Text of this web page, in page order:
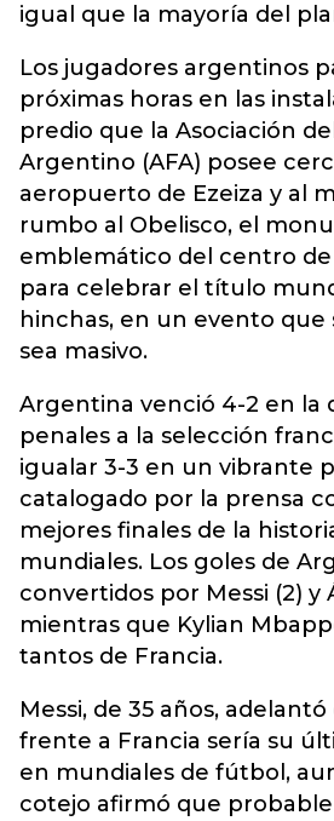
igual que la mayoría del
Los jugadores argentinos
próximas horas en las
predio que la Asociación
Argentino (AFA) posee
aeropuerto de Ezeiza y al
rumbo al Obelisco, el
emblemático del centro de
para celebrar el título
hinchas, en un evento que
sea masivo.
Argentina venció 4-2 en la
penales a la selección
igualar 3-3 en un vibrante
catalogado por la prensa
mejores finales de la
mundiales. Los goles de
convertidos por Messi (2) y
mientras que Kylian
tantos de Francia.
Messi, de 35 años, adelantó
frente a Francia sería su
en mundiales de fútbol,
cotejo afirmó que